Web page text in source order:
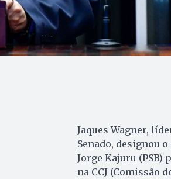
Jaques Wagner,
Senado, designou
Jorge Kajuru (PSB)
na CCJ (Comissão